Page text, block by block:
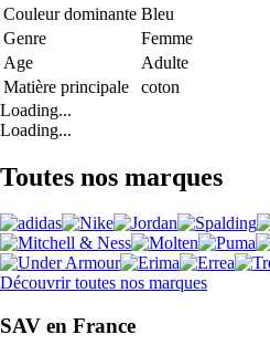
Couleur dominante Bleu
Genre
Femme
Age
Adulte
Matière principale
coton
Loading...
Loading...
Toutes nos marques
Découvrir toutes nos marques
SAV en France